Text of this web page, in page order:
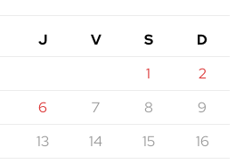
J V S
D
1
2
6 7 8
9
13 14 15
16